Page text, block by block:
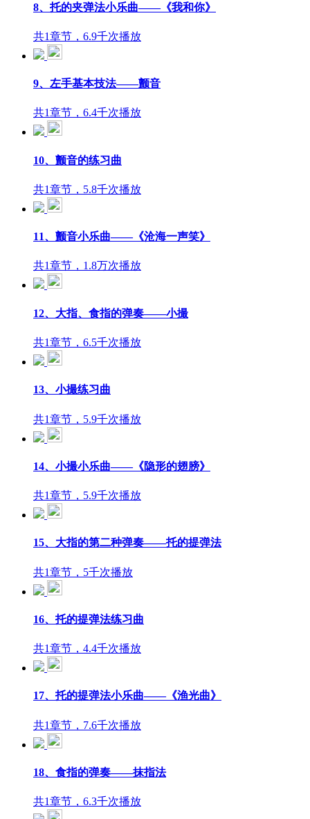
8、托的夹弹法小乐曲——《我和你》
共1章节，6.9千次播放
9、左手基本技法——颤音
共1章节，6.4千次播放
10、颤音的练习曲
共1章节，5.8千次播放
11、颤音小乐曲——《沧海一声笑》
共1章节，1.8万次播放
12、大指、食指的弹奏——小撮
共1章节，6.5千次播放
13、小撮练习曲
共1章节，5.9千次播放
14、小撮小乐曲——《隐形的翅膀》
共1章节，5.9千次播放
15、大指的第二种弹奏——托的提弹法
共1章节，5千次播放
16、托的提弹法练习曲
共1章节，4.4千次播放
17、托的提弹法小乐曲——《渔光曲》
共1章节，7.6千次播放
18、食指的弹奏——抹指法
共1章节，6.3千次播放